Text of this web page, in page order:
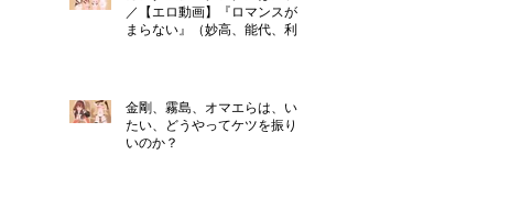
／【エロ動画】『ロマンスが止
まらない』（妙高、能代、利
金剛、霧島、オマエらは、いっ
たい、どうやってケツを振りた
いのか？